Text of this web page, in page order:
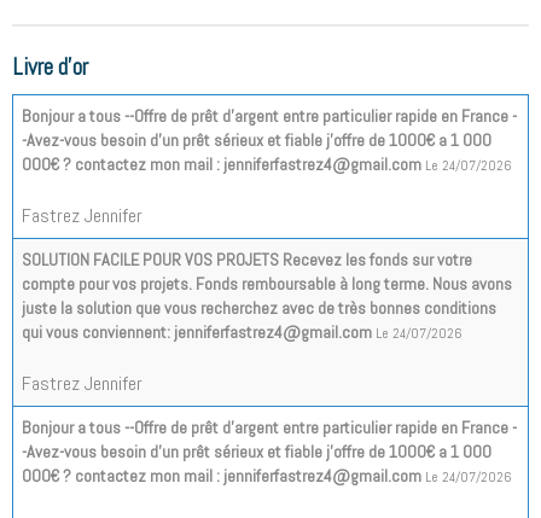
Livre d'or
Bonjour a tous --Offre de prêt d'argent entre particulier rapide en France -
-Avez-vous besoin d'un prêt sérieux et fiable j'offre de 1000€ a 1 000
000€ ? contactez mon mail : jenniferfastrez4@gmail.com Le 24/07/2026
Fastrez Jennifer
SOLUTION FACILE POUR VOS PROJETS Recevez les fonds sur votre
compte pour vos projets. Fonds remboursable à long terme. Nous avons
juste la solution que vous recherchez avec de très bonnes conditions
qui vous conviennent: jenniferfastrez4@gmail.com Le 24/07/2026
Fastrez Jennifer
Bonjour a tous --Offre de prêt d'argent entre particulier rapide en France -
-Avez-vous besoin d'un prêt sérieux et fiable j'offre de 1000€ a 1 000
000€ ? contactez mon mail : jenniferfastrez4@gmail.com Le 24/07/2026